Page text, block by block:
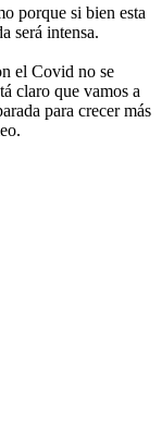
porque si bien esta
será intensa.
el Covid no se
claro que vamos a
para crecer más